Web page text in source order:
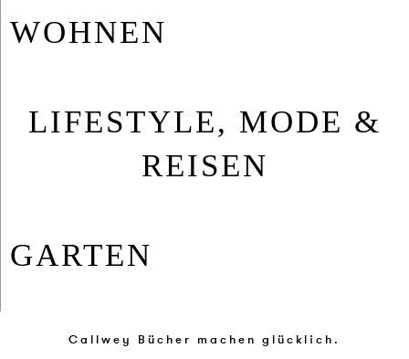
WOH­NEN
LIFESTYLE, MODE &
REISEN
GAR­TEN
Callwey Bücher machen glücklich.